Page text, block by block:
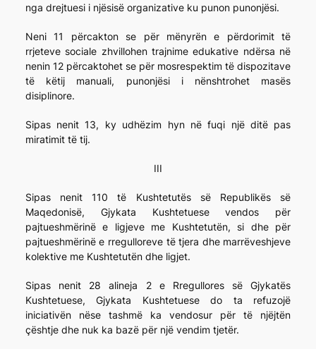
nga drejtuesi i njësisë organizative ku punon punonjësi.
Neni 11 përcakton se për mënyrën e përdorimit të
rrjeteve sociale zhvillohen trajnime edukative ndërsa në
nenin 12 përcaktohet se për mosrespektim të dispozitave
të këtij manuali, punonjësi i nënshtrohet masës
disiplinore.
Sipas nenit 13, ky udhëzim hyn në fuqi një ditë pas
miratimit të tij.
III
Sipas nenit 110 të Kushtetutës së Republikës së
Maqedonisë, Gjykata Kushtetuese vendos për
pajtueshmërinë e ligjeve me Kushtetutën, si dhe për
pajtueshmërinë e rregulloreve të tjera dhe marrëveshjeve
kolektive me Kushtetutën dhe ligjet.
Sipas nenit 28 alineja 2 e Rregullores së Gjykatës
Kushtetuese, Gjykata Kushtetuese do ta refuzojë
iniciativën nëse tashmë ka vendosur për të njëjtën
çështje dhe nuk ka bazë për një vendim tjetër.